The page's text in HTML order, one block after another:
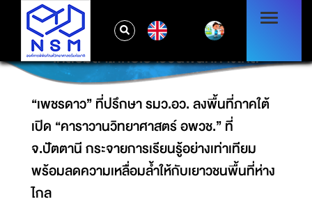
“เพชรดาว” ที่ปรึกษา รมว.อว. ลงพื้นที่ภาคใต้
เปิด “คาราวานวิทยาศาสตร์ อพวช.” ที่ จ.ปัตตานี
กระจายการเรียนรู้อย่างเท่าเทียม พร้อมลดความ
เหลื่อมล้ำให้กับเยาวชนพื้นที่ห่างไกล
“เพชรดาว” ที่ปรึกษา รมว.อว. ลงพื้นที่ภาคใต้
เปิด “คาราวานวิทยาศาสตร์ อพวช.” ที่
จ.ปัตตานี กระจายการเรียนรู้อย่างเท่าเทียม
พร้อมลดความเหลื่อมล้ำให้กับเยาวชนพื้นที่ห่าง
ไกล